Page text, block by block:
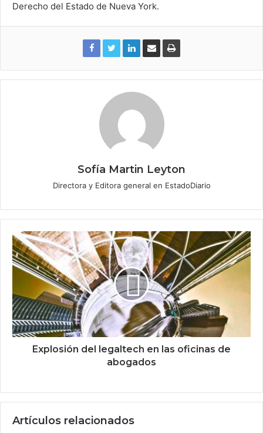
Derecho del Estado de Nueva York.
Sofía Martin Leyton
Directora y Editora general en EstadoDiario
Explosión del legaltech en las oficinas de
abogados
Artículos relacionados